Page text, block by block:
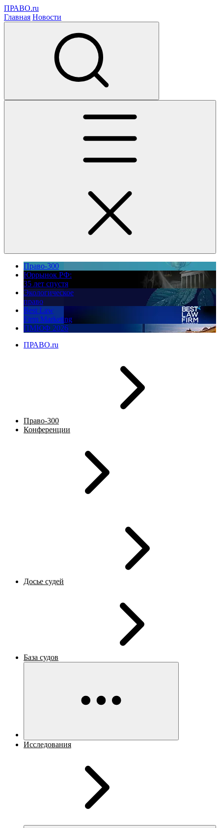
ПРАВО.ru
Главная Новости
Право-300
Юррынок РФ:
35 лет спустя
Экологическое
право
Best Law
Firm Marketing
ПМЮФ 2026
ПРАВО.ru
Право-300
Конференции
Досье судей
База судов
Исследования